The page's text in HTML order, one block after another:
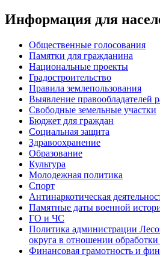
Информация для
Общественные голосования
Памятки для гражданина
Национальные проекты
Градостроительство
Правила землепользования
Выявление правообладателей
Свободные земельные участки
Бюджет для граждан
Социальная защита
Здравоохранение
Образование
Культура
Молодежная политика
Спорт
Антинаркотическая
Памятные даты военной
ГО и ЧС
Политика администрации
округа в отношении
Финансовая грамотность и